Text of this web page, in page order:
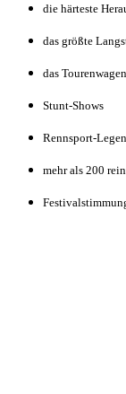
die härteste
das größte
das
Stunt-Shows
Rennsport-
mehr als 200